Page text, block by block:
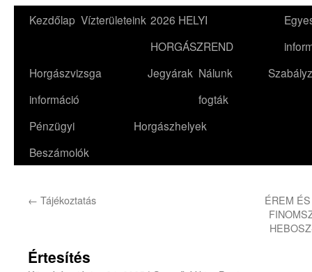
Kilépés
tartalomba
Kezdőlap Vízterületeink 2026 HELYI
HORGÁSZREND
Horgászvizsga
információ
Jegyárak Nálunk
fogták
Pénzügyi
Beszámolók
Horgászhelyek
← Tájékoztatás
ÉREM
Értesítés